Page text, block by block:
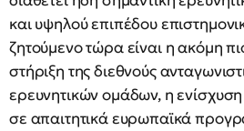
και υψηλού επιπέδου
ζητούμενο τώρα είναι η ακόμη
στήριξη της διεθνούς
ερευνητικών ομάδων, η
σε απαιτητικά ευρωπαϊκά